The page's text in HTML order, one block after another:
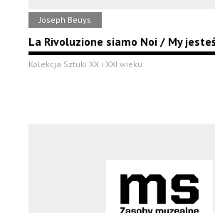
Joseph Beuys
La Rivoluzione siamo Noi / My
Kolekcja Sztuki XX i XXI wieku